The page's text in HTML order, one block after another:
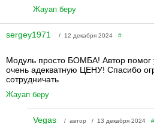
Жауап беру
sergey1971 / 12 декабря 2024 #
Модуль просто БОМБА! Автор помог
очень адекватную ЦЕНУ! Спасибо
сотрудничать
Жауап беру
Vegas / автор / 13 декабря 2024 #